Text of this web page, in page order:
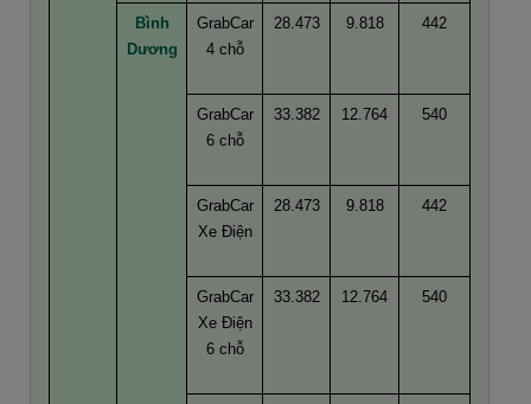
Bình
Dương
GrabCar
4 chỗ
28.473 9.818 442
GrabCar
6 chỗ
33.382 12.764 540
GrabCar
Xe Điện
28.473 9.818 442
GrabCar
Xe Điện
6 chỗ
33.382 12.764 540